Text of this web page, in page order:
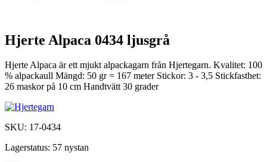
Hjerte Alpaca 0434 ljusgrå
Hjerte Alpaca är ett mjukt alpackagarn från Hjertegarn. Kvalitet: 100
% alpackaull Mängd: 50 gr = 167 meter Stickor: 3 - 3,5 Stickfasthet:
26 maskor på 10 cm Handtvätt 30 grader
SKU: 17-0434
Lagerstatus: 57 nystan